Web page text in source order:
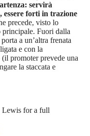
servirà
essere forti in trazione
precede, visto lo
Fuori dalla
a un’altra frenata
e con la
promoter prevede una
la staccata e
Lewis for a full